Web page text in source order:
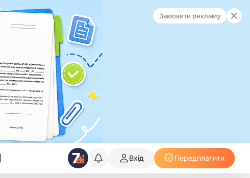
Замовити рекламу
Вхід Передплатити